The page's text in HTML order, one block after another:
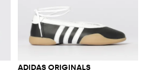
ADIDAS ORIGINALS